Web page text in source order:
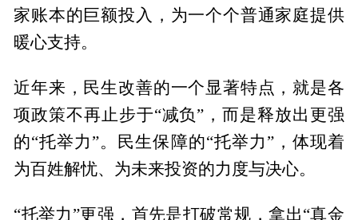
家账本的巨额投入，为一个个普通家庭提供
暖心支持。
近年来，民生改善的一个显著特点，就是各
项政策不再止步于“减负”，而是释放出更强
的“托举力”。民生保障的“托举力”，体现着
为百姓解忧、为未来投资的力度与决心。
“托举力”更强，首先是打破常规，拿出“真金